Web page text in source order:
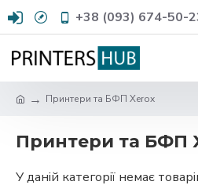
+38 (093) 674-50-
Принтери та БФП Xerox
Принтери та БФП
У даній категорії немає